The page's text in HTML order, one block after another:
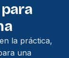
la práctica,
una